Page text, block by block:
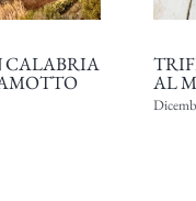
CALABRIA
AL